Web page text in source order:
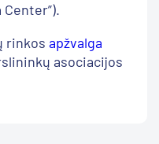
Center”).
rinkos apžvalga
asociacijos